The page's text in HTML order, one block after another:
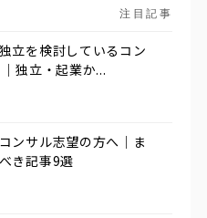
注目記事
立を検討しているコン
独立・起業か...
ンサル志望の方へ｜ま
き記事9選